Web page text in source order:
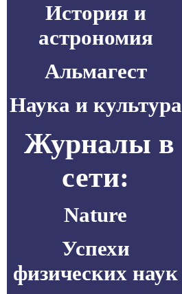
История и
астрономия
Альмагест
Наука и культура
Журналы в
сети:
Nature
Успехи
физических наук